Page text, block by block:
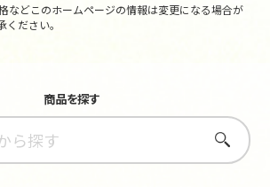
などこのホームページの情報は変更になる場合が
ださい。
商品を探す
さがす